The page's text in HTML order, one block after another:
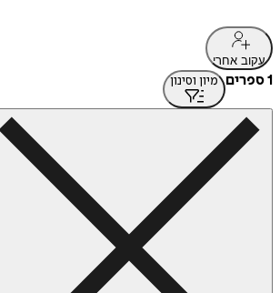
עקוב אחרי
1 ספרים מיון וסינון